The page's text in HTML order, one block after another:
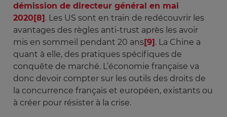
démission de directeur général en mai
2020[8]. Les US sont en train de redécouvrir les
avantages des règles anti-trust après les avoir
mis en sommeil pendant 20 ans[9]. La Chine a
quant à elle, des pratiques spécifiques de
conquête de marché. L’économie française va
donc devoir compter sur les outils des droits de
la concurrence français et européen, existants ou
à créer pour résister à la crise.